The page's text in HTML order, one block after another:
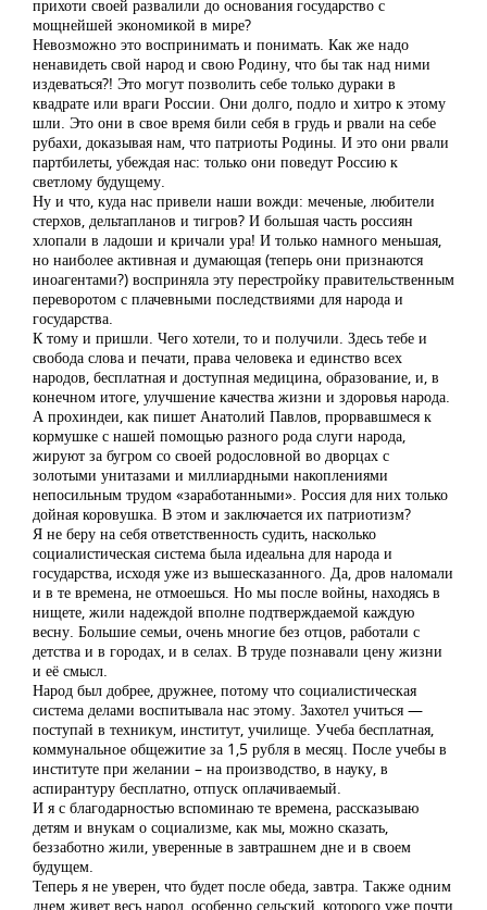
прихоти своей развалили до основания государство с
мощнейшей экономикой в мире?
Невозможно это воспринимать и понимать. Как же надо
ненавидеть свой народ и свою Родину, что бы так над ними
издеваться?! Это могут позволить себе только дураки в
квадрате или враги России. Они долго, подло и хитро к этому
шли. Это они в свое время били себя в грудь и рвали на себе
рубахи, доказывая нам, что патриоты Родины. И это они рвали
партбилеты, убеждая нас: только они поведут Россию к
светлому будущему.
Ну и что, куда нас привели наши вожди: меченые, любители
стерхов, дельтапланов и тигров? И большая часть россиян
хлопали в ладоши и кричали ура! И только намного меньшая,
но наиболее активная и думающая (теперь они признаются
иноагентами?) восприняла эту перестройку правительственным
переворотом с плачевными последствиями для народа и
государства.
К тому и пришли. Чего хотели, то и получили. Здесь тебе и
свобода слова и печати, права человека и единство всех
народов, бесплатная и доступная медицина, образование, и, в
конечном итоге, улучшение качества жизни и здоровья народа.
А прохиндеи, как пишет Анатолий Павлов, прорвавшмеся к
кормушке с нашей помощью разного рода слуги народа,
жируют за бугром со своей родословной во дворцах с
золотыми унитазами и миллиардными накоплениями
непосильным трудом «заработанными». Россия для них только
дойная коровушка. В этом и заключается их патриотизм?
Я не беру на себя ответственность судить, насколько
социалистическая система была идеальна для народа и
государства, исходя уже из вышесказанного. Да, дров наломали
и в те времена, не отмоешься. Но мы после войны, находясь в
нищете, жили надеждой вполне подтверждаемой каждую
весну. Большие семьи, очень многие без отцов, работали с
детства и в городах, и в селах. В труде познавали цену жизни
и её смысл.
Народ был добрее, дружнее, потому что социалистическая
система делами воспитывала нас этому. Захотел учиться —
поступай в техникум, институт, училище. Учеба бесплатная,
коммунальное общежитие за 1,5 рубля в месяц. После учебы в
институте при желании – на производство, в науку, в
аспирантуру бесплатно, отпуск оплачиваемый.
И я с благодарностью вспоминаю те времена, рассказываю
детям и внукам о социализме, как мы, можно сказать,
беззаботно жили, уверенные в завтрашнем дне и в своем
будущем.
Теперь я не уверен, что будет после обеда, завтра. Также одним
днем живет весь народ, особенно сельский, которого уже почти